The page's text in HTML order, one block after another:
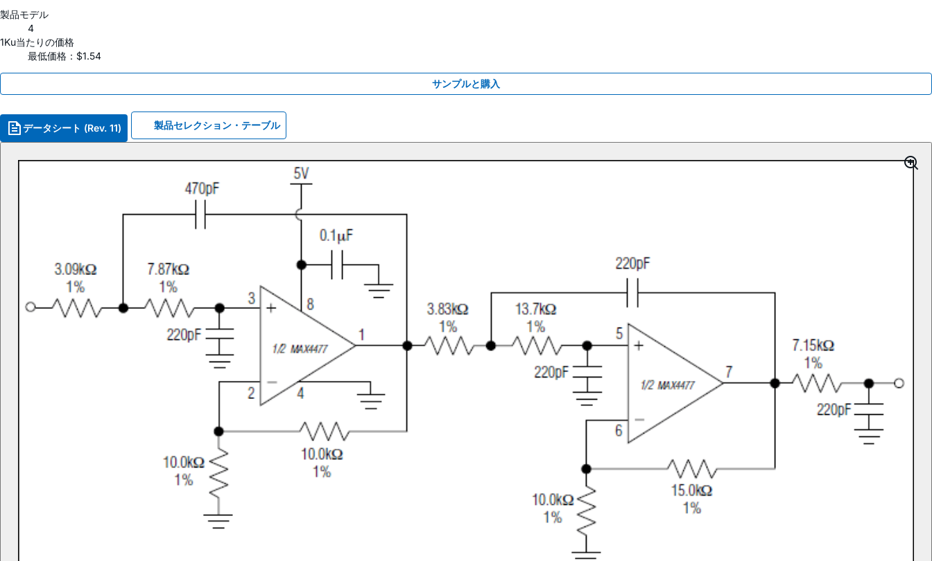
製品モデル
4
1Ku当たりの価格
最低価格：$1.54
サンプルと購入
データシート (Rev. 11) 製品セレクション・テーブル